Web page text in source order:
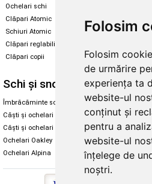
Folosim
Folosim
de urmărire
experiența ta
website-ul
conținut și
pentru a
website-ul
înțelege de
noștri.
Ochelari schi
Clăpari Atomic
Schiuri Atomic
Clăpari reglabili
Clăpari copii
Schi și snowboard
Îmbrăcăminte schi și snowboard
Căști și ochelari de iarnă
Căști și ochelari Alpina
Ochelari Oakley
Ochelari Alpina
Cum
Cum